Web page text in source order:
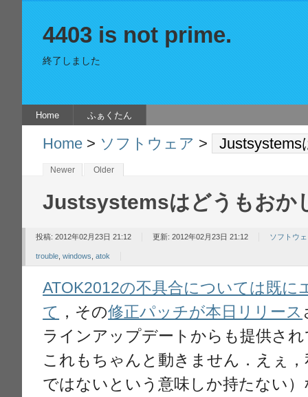
4403 is not prime.
終了しました
Home ふぁくたん
Home > ソフトウェア >
Newer Older
Justsystemsはどうもおか
投稿: 2012年02月23日 21:12 更新: 2012年02月23日 21:12 ソフトウ
trouble ,windows ,atok
ATOK2012の不具合については既に
て ，その修正パッチが本日リリース
ラインアップデートからも提供さ
これもちゃんと動きません．えぇ
ではないという意味しか持たない